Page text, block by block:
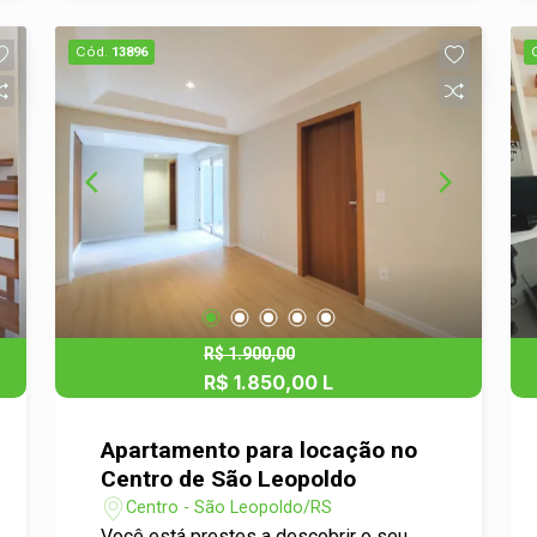
conheça! Entre em contato conosco
para agendar uma visita e conhecer
pessoalmente este belo apartamento!
Cód. 13896
R$ 1.900,00
R$ 1.850,00 L
Apartamento para locação no
Centro de São Leopoldo
Centro - São Leopoldo/RS